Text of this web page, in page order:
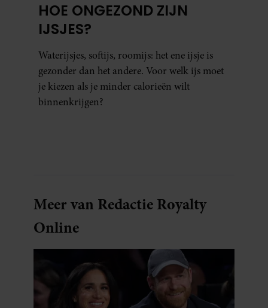
HOE ONGEZOND ZIJN
IJSJES?
Waterijsjes, softijs, roomijs: het ene ijsje is
gezonder dan het andere. Voor welk ijs moet
je kiezen als je minder calorieën wilt
binnenkrijgen?
Meer van Redactie Royalty
Online